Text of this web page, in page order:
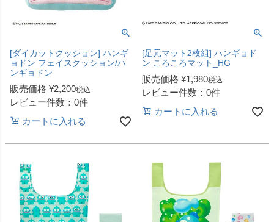
[ダイカットクッション] ハンギ
ョドン フェイスクッション/ハ
ンギョドン
販売価格 ¥2,200税込
レビュー件数：0件
カートに入れる
[足元マット2枚組] ハンギョド
ン ころころマット_HG
販売価格 ¥1,980税込
レビュー件数：0件
カートに入れる